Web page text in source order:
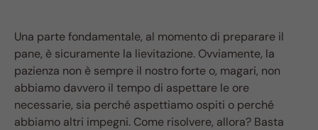
Una parte fondamentale, al momento di preparare il
pane, è sicuramente la lievitazione. Ovviamente, la
pazienza non è sempre il nostro forte o, magari, non
abbiamo davvero il tempo di aspettare le ore
necessarie, sia perché aspettiamo ospiti o perché
abbiamo altri impegni. Come risolvere, allora? Basta